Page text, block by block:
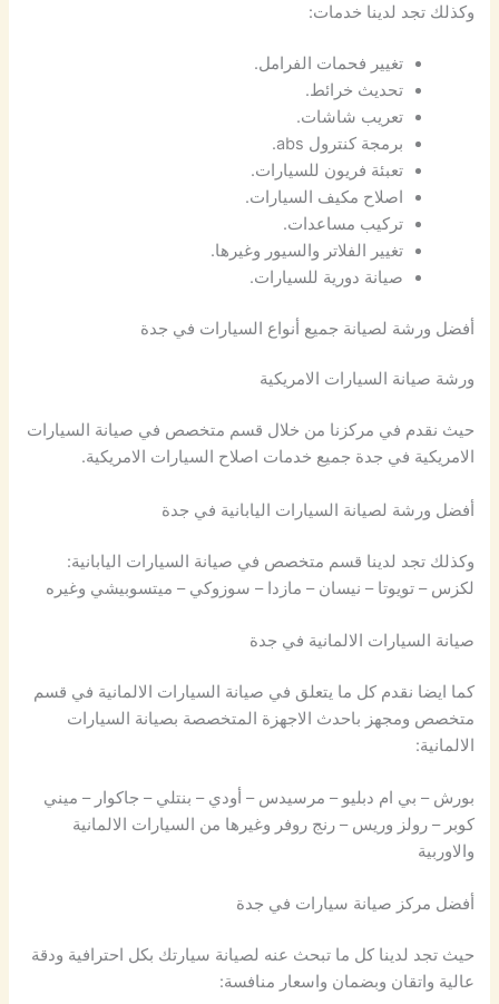
وكذلك تجد لدينا خدمات:
تغيير فحمات الفرامل.
تحديث خرائط.
تعريب شاشات.
برمجة كنترول abs.
تعبئة فريون للسيارات.
اصلاح مكيف السيارات.
تركيب مساعدات.
تغيير الفلاتر والسيور وغيرها.
صيانة دورية للسيارات.
أفضل ورشة لصيانة جميع أنواع السيارات في جدة
ورشة صيانة السيارات الامريكية
حيث نقدم في مركزنا من خلال قسم متخصص في صيانة السيارات
الامريكية في جدة جميع خدمات اصلاح السيارات الامريكية.
أفضل ورشة لصيانة السيارات اليابانية في جدة
وكذلك تجد لدينا قسم متخصص في صيانة السيارات اليابانية:
لكزس – تويوتا – نيسان – مازدا – سوزوكي – ميتسوبيشي وغيره
صيانة السيارات الالمانية في جدة
كما ايضا نقدم كل ما يتعلق في صيانة السيارات الالمانية في قسم
متخصص ومجهز باحدث الاجهزة المتخصصة بصيانة السيارات
الالمانية:
بورش – بي ام دبليو – مرسيدس – أودي – بنتلي – جاكوار – ميني
كوبر – رولز وريس – رنج روفر وغيرها من السيارات الالمانية
والاوربية
أفضل مركز صيانة سيارات في جدة
حيث تجد لدينا كل ما تبحث عنه لصيانة سيارتك بكل احترافية ودقة
عالية واتقان وبضمان واسعار منافسة: